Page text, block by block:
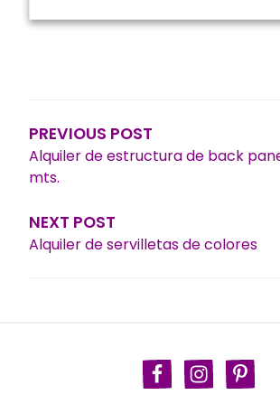
entradas
PREVIOUS POST
Alquiler de estructura de back
mts.
NEXT POST
Alquiler de servilletas de colores
FacebookInstagramPinterest